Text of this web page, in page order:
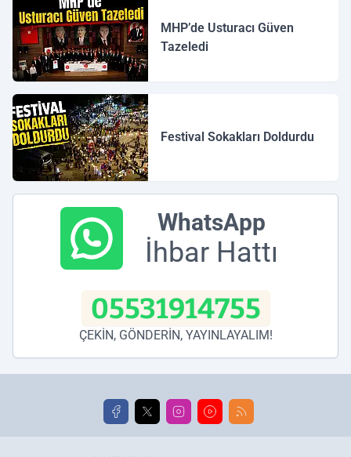
MHP’de Usturacı Güven
Tazeledi
Festival Sokakları Doldurdu
WhatsApp
İhbar Hattı
05531914755
ÇEKİN, GÖNDERİN, YAYINLAYALIM!